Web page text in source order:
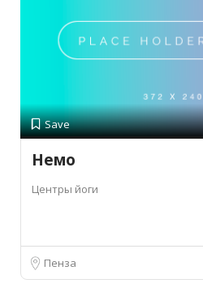
Save
Немо
Центры йоги
Пенза